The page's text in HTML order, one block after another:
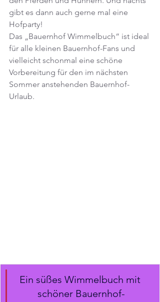
gibt es dann auch gerne mal eine
Hofparty!
Das „Bauernhof Wimmelbuch“ ist ideal
für alle kleinen Bauernhof-Fans und
vielleicht schonmal eine schöne
Vorbereitung für den im nächsten
Sommer anstehenden Bauernhof-
Urlaub.
Ein süßes Wimmelbuch mit
schöner Bauernhof-